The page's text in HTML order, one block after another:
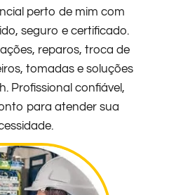
perto de mim com
seguro e certificado.
reparos, troca de
tomadas e soluções
Profissional confiável,
para atender sua